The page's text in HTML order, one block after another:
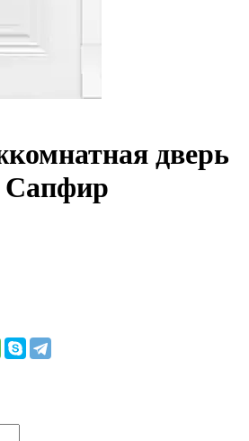
дверь
Сапфир